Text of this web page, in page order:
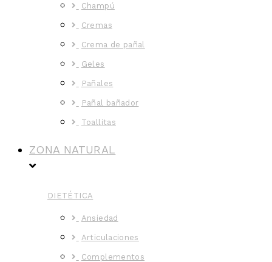
Champú
Cremas
Crema de pañal
Geles
Pañales
Pañal bañador
Toallitas
ZONA NATURAL
DIETÉTICA
Ansiedad
Articulaciones
Complementos